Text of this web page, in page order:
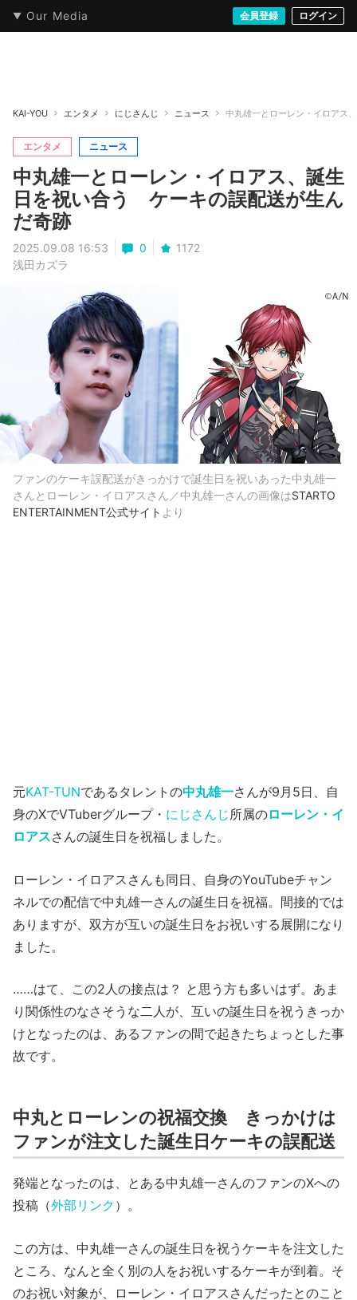
Our Media 会員登録 ログイン
本・文芸 情報化社会 音楽・映像 ゲームストリート
KAI-YOU エンタメ にじさんじ ニュース 中丸雄一とローレン・イロアス
エンタメ ニュース
中丸雄一とローレン・イロアス、誕生
日を祝い合う ケーキの誤配送が生ん
だ奇跡
2025.09.08 16:53 0
1172
浅田カズラ
ファンのケーキ誤配送がきっかけで誕生日を祝いあった中丸雄一
さんとローレン・イロアスさん／中丸雄一さんの画像はSTARTO
ENTERTAINMENT公式サイト より
元KAT-TUNであるタレントの中丸雄一さんが9月5日、自
身のXでVTuberグループ・ にじさんじ所属のローレン・イ
ロアスさんの誕生日を祝福しました。
ローレン・イロアスさんも同日、自身のYouTubeチャン
ネルでの配信で中丸雄一さんの誕生日を祝福。間接的では
ありますが、双方が互いの誕生日をお祝いする展開になり
ました。
……はて、この2人の接点は？ と思う方も多いはず。あま
り関係性のなさそうな二人が、互いの誕生日を祝うきっか
けとなったのは、あるファンの間で起きたちょっとした事
故です。
中丸とローレンの祝福交換 きっかけは
ファンが注文した誕生日ケーキの誤配送
発端となったのは、とある中丸雄一さんのファンのXへの
投稿（外部リンク ）。
この方は、中丸雄一さんの誕生日を祝うケーキを注文した
ところ、なんと全く別の人をお祝いするケーキが到着。そ
のお祝い対象が、ローレン・イロアスさんだったとのこと